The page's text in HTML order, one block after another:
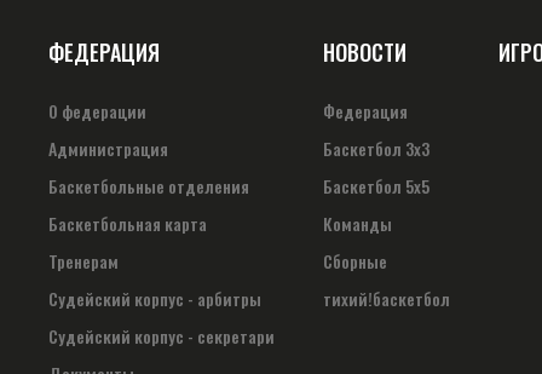
ФЕДЕРАЦИЯ
О федерации
Администрация
Баскетбольные отделения
Баскетбольная карта
Тренерам
Судейский корпус - арбитры
Судейский корпус - секретари
НОВОСТИ
Федерация
Баскетбол 3х3
Баскетбол 5х5
Команды
Сборные
тихий!баскетбол